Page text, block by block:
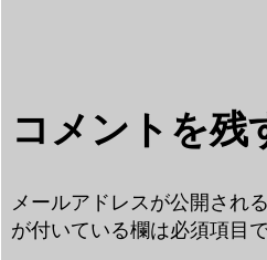
コメントを残
メールアドレスが公開され
が付いている欄は必須項目